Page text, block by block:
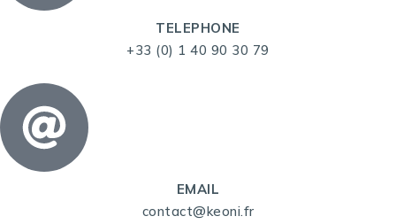
TELEPHONE
+33 (0) 1 40 90 30 79
EMAIL
contact@keoni.fr